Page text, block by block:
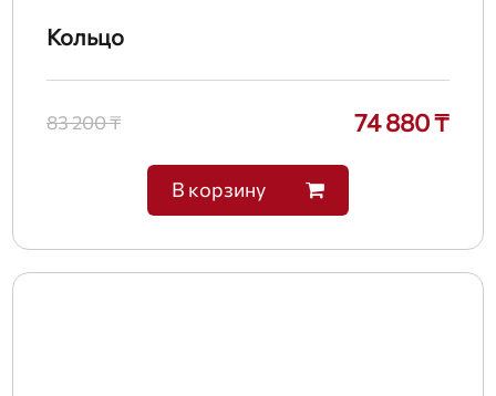
Кольцо
83 200 ₸ 74 880 ₸
В корзину